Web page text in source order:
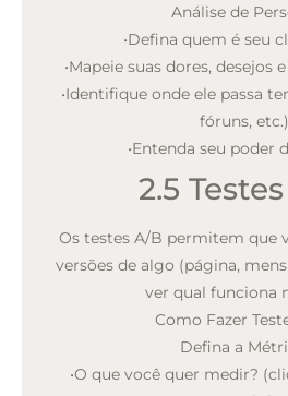
Análise de
•Defina quem é seu
•Mapeie suas dores, desejos
•Identifique onde ele passa
fóruns, etc.)
•Entenda seu poder
2.5
Os testes A/B permitem que
versões de algo (página,
ver qual funciona
Como Fazer
Defina a
•O que você quer medir?